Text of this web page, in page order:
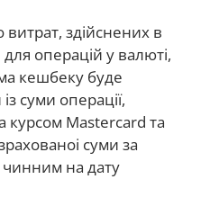
здійснених в
операцій у валюті,
кешбеку буде
суми операції,
курсом Mastercard та
суми за
на дату